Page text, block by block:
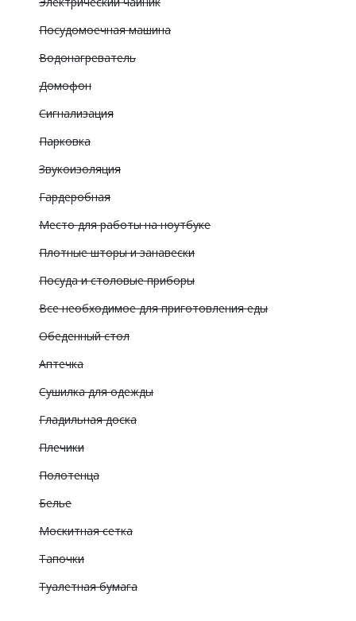
Посудомоечная машина
Водонагреватель
Домофон
Сигнализация
Парковка
Звукоизоляция
Гардеробная
Место для работы на ноутбуке
Плотные шторы и занавески
Посуда и столовые приборы
Все необходимое для приготовления еды
Обеденный стол
Аптечка
Сушилка для одежды
Гладильная доска
Плечики
Полотенца
Белье
Москитная сетка
Тапочки
Туалетная бумага